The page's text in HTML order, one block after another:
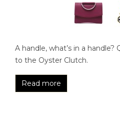
A handle, what’s in a
to the Oyster Clutch.
Read more